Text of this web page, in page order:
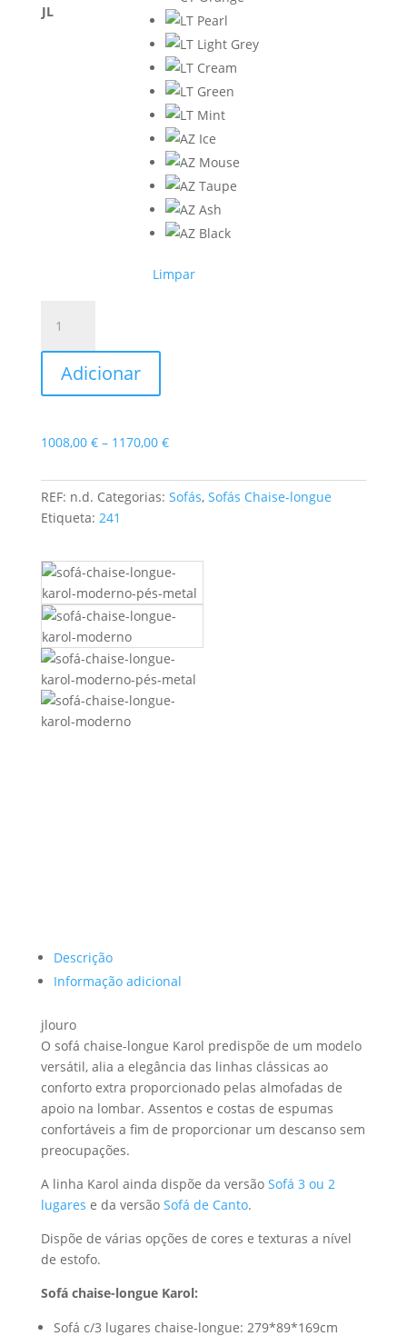
JL
Limpar
Sofá
Chaise-
longue
Adicionar
1008,00 € – 1170,00 €Price
1008,00 €
through
REF: n.d. Categorias: Sofás, Sofás Chaise-longue
Etiqueta: 241
Descrição
Informação adicional
jlouro
O sofá chaise-longue Karol predispõe de um modelo
versátil, alia a elegância das linhas clássicas ao
conforto extra proporcionado pelas almofadas de
apoio na lombar. Assentos e costas de espumas
confortáveis a fim de proporcionar um descanso sem
preocupações.
A linha Karol ainda dispõe da versão Sofá 3 ou 2
lugares e da versão Sofá de Canto.
Dispõe de várias opções de cores e texturas a nível
de estofo.
Sofá chaise-longue Karol:
Sofá c/3 lugares chaise-longue: 279*89*169cm